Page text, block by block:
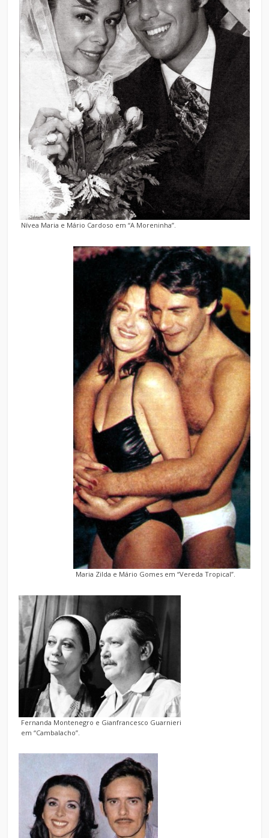
Nívea Maria e Mário Cardoso em “A Moreninha”.
Maria Zilda e Mário Gomes em “Vereda Tropical”.
Fernanda Montenegro e Gianfrancesco Guarnieri
em “Cambalacho”.